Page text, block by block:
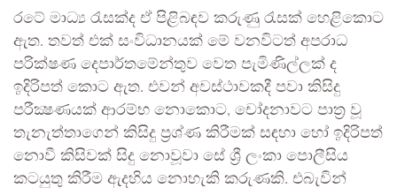
රටේ මාධ්‍ය රැසක්ද ඒ පිළිබඳව කරුණු රැසක් හෙළිකොට
ඇත. තවත් එක් සංවිධානයක් මේ වනවිටත් අපරාධ
පරික්ෂණ දෙපාර්තමේන්තුව වෙත පැමිණිල්ලක් ද
ඉදිරිපත් කොට ඇත. එවන් අවස්ථාවකදී පවා කිසිදු
පරීක්‍ෂණයක් ආරම්භ නොකොට, චෝදනාවට පාත්‍ර වූ
තැනැත්තාගෙන් කිසිදු ප්‍රශ්ණ කිරීමක් සඳහා හෝ ඉදිරිපත්
නොවී කිසිවක් සිදු නොවූවා සේ ශ්‍රී ලංකා පොලීසිය
කටයුතු කිරීම ඇදහිය නොහැකි කරුණකි. එබැවින්